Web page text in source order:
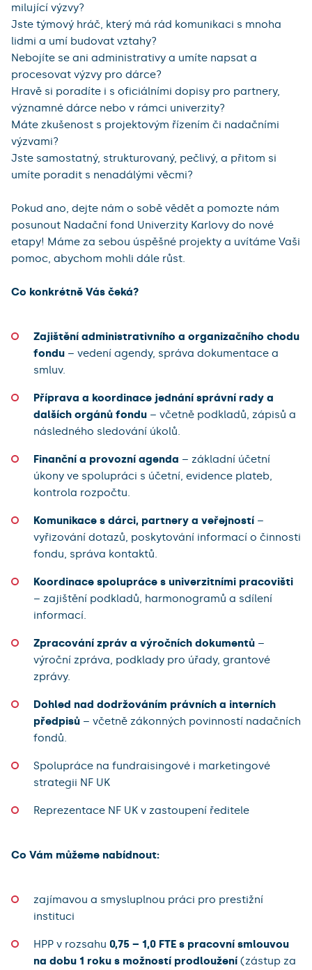
milující výzvy?
Jste týmový hráč, který má rád komunikaci s mnoha
lidmi a umí budovat vztahy?
Nebojíte se ani administrativy a umíte napsat a
procesovat výzvy pro dárce?
Hravě si poradíte i s oficiálními dopisy pro partnery,
významné dárce nebo v rámci univerzity?
Máte zkušenost s projektovým řízením či nadačními
výzvami?
Jste samostatný, strukturovaný, pečlivý, a přitom si
umíte poradit s nenadálými věcmi?
Pokud ano, dejte nám o sobě vědět a pomozte nám
posunout Nadační fond Univerzity Karlovy do nové
etapy! Máme za sebou úspěšné projekty a uvítáme Vaši
pomoc, abychom mohli dále růst.
Co konkrétně Vás čeká?
Zajištění administrativního a organizačního chodu
fondu – vedení agendy, správa dokumentace a
smluv.
Příprava a koordinace jednání správní rady a
dalších orgánů fondu – včetně podkladů, zápisů a
následného sledování úkolů.
Finanční a provozní agenda – základní účetní
úkony ve spolupráci s účetní, evidence plateb,
kontrola rozpočtu.
Komunikace s dárci, partnery a veřejností –
vyřizování dotazů, poskytování informací o činnosti
fondu, správa kontaktů.
Koordinace spolupráce s univerzitními pracovišti
– zajištění podkladů, harmonogramů a sdílení
informací.
Zpracování zpráv a výročních dokumentů –
výroční zpráva, podklady pro úřady, grantové
zprávy.
Dohled nad dodržováním právních a interních
předpisů – včetně zákonných povinností nadačních
fondů.
Spolupráce na fundraisingové i marketingové
strategii NF UK
Reprezentace NF UK v zastoupení ředitele
Co Vám můžeme nabídnout:
zajímavou a smysluplnou práci pro prestižní
instituci
HPP v rozsahu 0,75 – 1,0 FTE s pracovní smlouvou
na dobu 1 roku s možností prodloužení (zástup za